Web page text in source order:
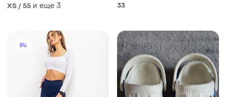
XS / 55 и еще 3 33